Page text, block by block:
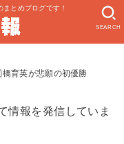
とめブログです！
SEARCH
育英が悲願の初優勝
情報を発信していま